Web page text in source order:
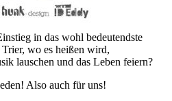
in das wohl bedeutendste
wo es heißen wird,
lauschen und das Leben feiern?
Also auch für uns!